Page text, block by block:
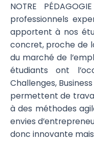
NOTRE
professionnels
apportent à nos
concret, proche de
du marché de
étudiants ont
Challenges,
permettent de
à des méthodes
envies
donc innovante